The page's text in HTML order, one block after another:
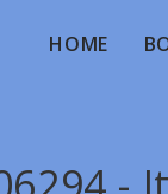
HOME